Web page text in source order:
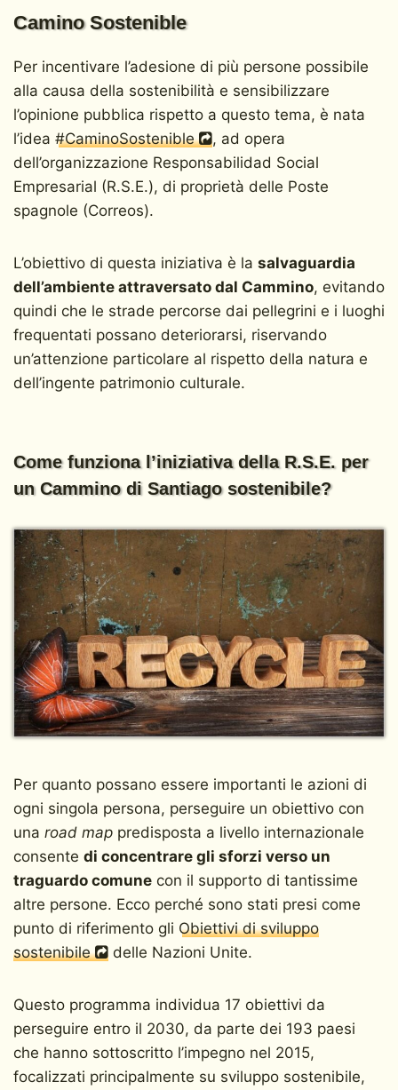
Camino Sostenible
Per incentivare l’adesione di più persone possibile
alla causa della sostenibilità e sensibilizzare
l’opinione pubblica rispetto a questo tema, è nata
l’idea #CaminoSostenible
, ad opera
dell’organizzazione Responsabilidad Social
Empresarial (R.S.E.), di proprietà delle Poste
spagnole (Correos).
L’obiettivo di questa iniziativa è la salvaguardia
dell’ambiente attraversato dal Cammino, evitando
quindi che le strade percorse dai pellegrini e i luoghi
frequentati possano deteriorarsi, riservando
un’attenzione particolare al rispetto della natura e
dell’ingente patrimonio culturale.
Come funziona l’iniziativa della R.S.E. per
un Cammino di Santiago sostenibile?
Per quanto possano essere importanti le azioni di
ogni singola persona, perseguire un obiettivo con
una road mappredisposta a livello internazionale
consente di concentrare gli sforzi verso un
traguardo comunecon il supporto di tantissime
altre persone. Ecco perché sono stati presi come
punto di riferimento gli Obiettivi di sviluppo
sostenibile
delle Nazioni Unite.
Questo programma individua 17 obiettivi da
perseguire entro il 2030, da parte dei 193 paesi
che hanno sottoscritto l’impegno nel 2015,
focalizzati principalmente su sviluppo sostenibile,